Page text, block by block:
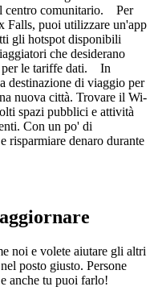
centro comunitario. Per
Falls, puoi utilizzare un'app
gli hotspot disponibili
che desiderano
per le tariffe dati. In
destinazione di viaggio per
nuova città. Trovare il Wi-
spazi pubblici e attività
Con un po' di
risparmiare denaro durante
noi e volete aiutare gli altri
posto giusto. Persone
anche tu puoi farlo!